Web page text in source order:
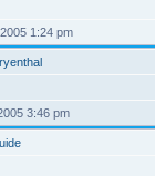
1:24 pm
3:46 pm